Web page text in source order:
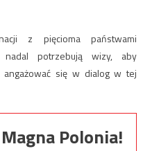
z pięcioma państwami
nadal potrzebują wizy, aby
się w dialog w tej
Polonia!